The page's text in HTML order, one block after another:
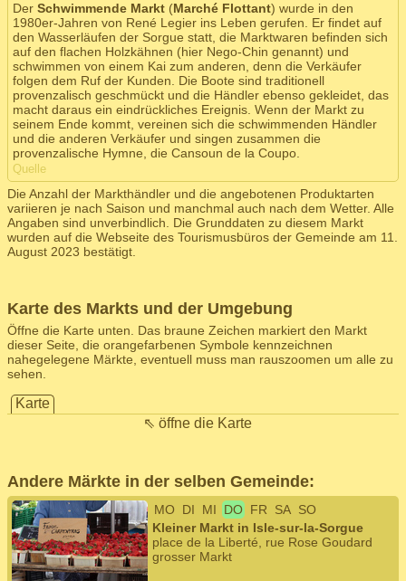
Der Schwimmende Markt (Marché Flottant) wurde in den
1980er-Jahren von René Legier ins Leben gerufen. Er findet auf
den Wasserläufen der Sorgue statt, die Marktwaren befinden sich
auf den flachen Holzkähnen (hier Nego-Chin genannt) und
schwimmen von einem Kai zum anderen, denn die Verkäufer
folgen dem Ruf der Kunden. Die Boote sind traditionell
provenzalisch geschmückt und die Händler ebenso gekleidet, das
macht daraus ein eindrückliches Ereignis. Wenn der Markt zu
seinem Ende kommt, vereinen sich die schwimmenden Händler
und die anderen Verkäufer und singen zusammen die
provenzalische Hymne, die Cansoun de la Coupo.
Quelle
Die Anzahl der Markthändler und die angebotenen Produktarten
variieren je nach Saison und manchmal auch nach dem Wetter. Alle
Angaben sind unverbindlich. Die Grunddaten zu diesem Markt
wurden auf die Webseite des Tourismusbüros der Gemeinde am 11.
August 2023 bestätigt.
Karte des Markts und der Umgebung
Öffne die Karte unten. Das braune Zeichen markiert den Markt
dieser Seite, die orangefarbenen Symbole kennzeichnen
nahegelegene Märkte, eventuell muss man rauszoomen um alle zu
sehen.
Karte
⇖ öffne die Karte
Andere Märkte in der selben Gemeinde:
MO DI MI DO FR SA SO
Kleiner Markt in Isle-sur-la-Sorgue
place de la Liberté, rue Rose Goudard
grosser Markt